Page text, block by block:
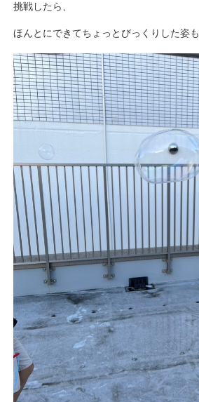
挑戦したら、
ほんとにできてちょっとびっくりした姿も